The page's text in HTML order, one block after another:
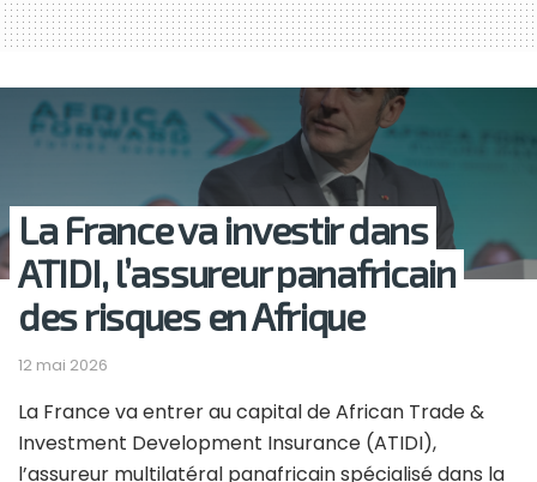
La France va investir dans
ATIDI, l’assureur panafricain
des risques en Afrique
12 mai 2026
La France va entrer au capital de African Trade &
Investment Development Insurance (ATIDI),
l’assureur multilatéral panafricain spécialisé dans la